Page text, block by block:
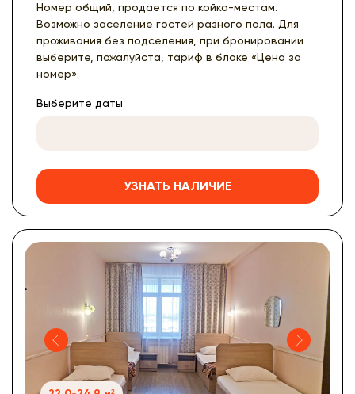
Номер общий, продается по койко-местам.
Возможно заселение гостей разного пола. Для
проживания без подселения, при бронировании
выберите, пожалуйста, тариф в блоке «Цена за
номер».
Выберите даты
УЗНАТЬ НАЛИЧИЕ